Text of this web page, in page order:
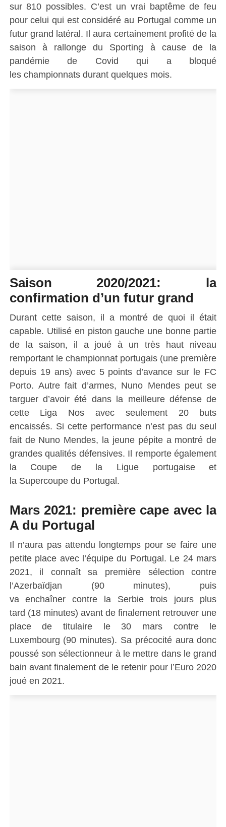
sur 810 possibles. C’est un vrai baptême de feu
pour celui qui est considéré au Portugal comme un
futur grand latéral. Il aura certainement profité de la
saison à rallonge du Sporting à cause de la
pandémie de Covid qui a bloqué
les championnats durant quelques mois.
Saison 2020/2021: la
confirmation d’un futur grand
Durant cette saison, il a montré de quoi il était
capable. Utilisé en piston gauche une bonne partie
de la saison, il a joué à un très haut niveau
remportant le championnat portugais (une première
depuis 19 ans) avec 5 points d’avance sur le FC
Porto. Autre fait d’armes, Nuno Mendes peut se
targuer d’avoir été dans la meilleure défense de
cette Liga Nos avec seulement 20 buts
encaissés. Si cette performance n’est pas du seul
fait de Nuno Mendes, la jeune pépite a montré de
grandes qualités défensives. Il remporte également
la Coupe de la Ligue portugaise et
la Supercoupedu Portugal.
Mars 2021: première cape avec la
A du Portugal
Il n’aura pas attendu longtemps pour se faire une
petite place avec l’équipe du Portugal. Le 24 mars
2021, il connaît sa première sélection contre
l’Azerbaïdjan (90 minutes), puis
va enchaîner contre la Serbietrois jours plus
tard (18 minutes) avant de finalement retrouver une
place de titulaire le 30 mars contre le
Luxembourg (90 minutes). Sa précocité aura donc
poussé son sélectionneur à le mettre dans le grand
bain avant finalement de le retenir pour l’Euro 2020
joué en 2021.